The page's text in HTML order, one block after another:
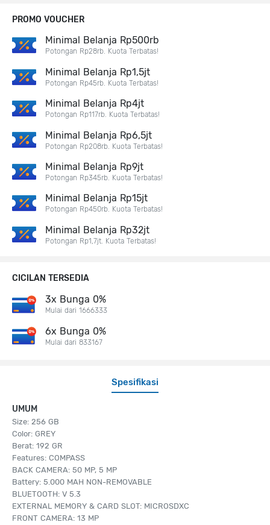
Spesifikasi
UMUM
Size: 256 GB
Color: GREY
Berat: 192 GR
Features: COMPASS
BACK CAMERA: 50 MP, 5 MP
Battery: 5.000 MAH NON-REMOVABLE
BLUETOOTH: V 5.3
EXTERNAL MEMORY & CARD SLOT: MICROSDXC
FRONT CAMERA: 13 MP
PROMO VOUCHER
Minimal Belanja Rp500rb
Potongan Rp28rb. Kuota Terbatas!
Minimal Belanja Rp1,5jt
Potongan Rp45rb. Kuota Terbatas!
Minimal Belanja Rp4jt
Potongan Rp117rb. Kuota Terbatas!
Minimal Belanja Rp6,5jt
Potongan Rp208rb. Kuota Terbatas!
Minimal Belanja Rp9jt
Potongan Rp345rb. Kuota Terbatas!
Minimal Belanja Rp15jt
Potongan Rp450rb. Kuota Terbatas!
Minimal Belanja Rp32jt
Potongan Rp1,7jt. Kuota Terbatas!
CICILAN TERSEDIA
3x Bunga 0%
Mulai dari 1666333
6x Bunga 0%
Mulai dari 833167